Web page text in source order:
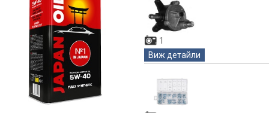
1
Виж детайли